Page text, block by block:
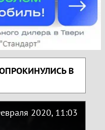
В
2020, 11:03